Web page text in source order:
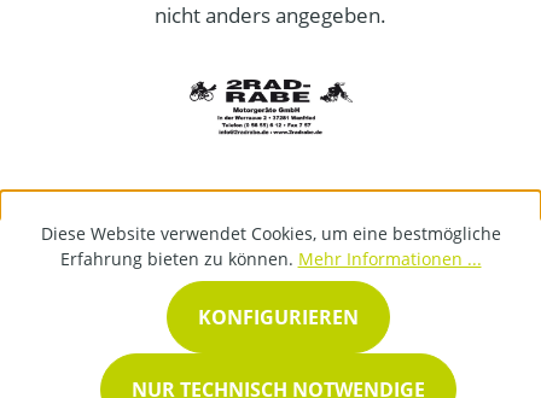
nicht anders angegeben.
Diese Website verwendet Cookies, um eine bestmögliche
Erfahrung bieten zu können. Mehr Informationen ...
NUR TECHNISCH NOTWENDIGE
KONFIGURIEREN